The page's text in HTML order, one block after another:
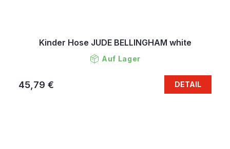
Kinder Hose JUDE BELLINGHAM white
Auf Lager
45,79 € DETAIL